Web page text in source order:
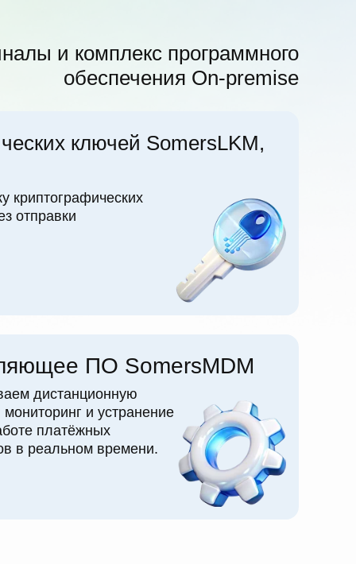
ПО SomersMDM
дистанционную
мониторинг и устранение
платёжных
в реальном времени.
ключей SomersLKM,
криптографических
отправки
и комплекс программного
обеспечения On-premise